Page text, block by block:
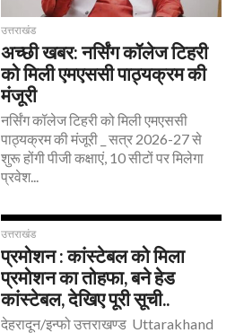
उत्तराखंड
अच्छी खबर: नर्सिंग कॉलेज टिहरी
को मिली एमएससी पाठ्यक्रम की
मंजूरी
नर्सिंग कॉलेज टिहरी को मिली एमएससी
पाठ्यक्रम की मंजूरी _ सत्र 2026-27 से
शुरू होंगी पीजी कक्षाएं, 10 सीटों पर मिलेगा
प्रवेश...
उत्तराखंड
प्रमोशन : कांस्टेबल को मिला
प्रमोशन का तोहफा, बने हेड
कांस्टेबल, देखिए पूरी सूची..
देहरादून/इन्फो उत्तराखण्ड Uttarakhand